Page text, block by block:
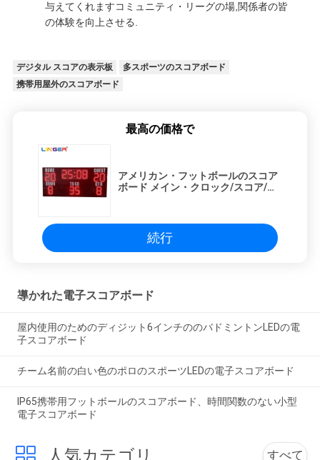
与えてくれますコミュニティ・リーグの場,関係者の皆
の体験を向上させる.
デジタル スコアの表示板
多スポーツのスコアボード
携帯用屋外のスコアボード
最高の価格で
アメリカン・フットボールのスコア
ボード メイン・クロック/スコア/ダ
続行
導かれた電子スコアボード
屋内使用のためのディジット6インチののバドミントンLEDの電
子スコアボード
チーム名前の白い色のポロのスポーツLEDの電子スコアボード
IP65携帯用フットボールのスコアボード、時間関数のない小型
電子スコアボード
すべて